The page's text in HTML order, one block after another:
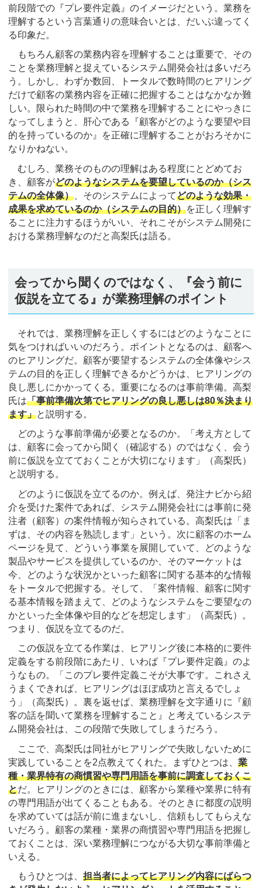
前段階での『プレ要件定義』のイメージだという。業務を
理解するという言葉通りの意味合いとは、だいぶ違ってく
る印象だ。
もちろん顧客の業務内容を理解することは重要で、その
ことを業務理解と捉えているシステム開発会社は多いだろ
う。しかし、わずか数回、トータルで数時間のヒアリング
だけで顧客の業務内容を正確に把握することはなかなか難
しい。限られた時間の中で業務を理解することにやっきに
なってしまうと、肝心である『顧客がどのような要望や目
的を持っているのか』を正確に理解することがおろそかに
なりかねない。
むしろ、業務そのものの理解はある程度にとどめてお
き、顧客がどのようなシステムを要望しているのか（シス
テムの全体像） 、そのシステムによってどのような効果・
成果を求めているのか（システムの目的）を正しく理解す
ることに注力するほうがいい、それこそがシステム開発に
おける業務理解なのだと高梨氏は語る。
会ってから聞くのではなく、『会う前に
仮説を立てる』が業務理解のポイント
それでは、業務理解を正しくするにはどのようなことに
気をつければいいのだろう。ポイントとなるのは、顧客へ
のヒアリングだ。顧客が要望するシステムの全体像やシス
テムの目的を正しく理解できるかどうかは、ヒアリングの
良し悪しにかかってくる。重要になるのは事前準備。高梨
氏は「事前準備次第でヒアリングの良し悪しは80％決まり
ます」と説明する。
どのような事前準備が必要となるのか。「考え方として
は、顧客に会ってから聞く（確認する）のではなく、会う
前に仮説を立てておくことが大切になります」（高梨氏）
と説明する。
どのように仮説を立てるのか。例えば、発注ナビから紹
介を受けた案件であれば、システム開発会社には事前に発
注者（顧客）の案件情報が知らされている。高梨氏は「ま
ずは、その内容を熟読します」という。次に顧客のホーム
ページを見て、どういう事業を展開していて、どのような
製品やサービスを提供しているのか、そのマーケットは
今、どのような状況かといった顧客に関する基本的な情報
をトータルで把握する。そして、「案件情報、顧客に関す
る基本情報を踏まえて、どのようなシステムをご要望なの
かといった全体像や目的などを想定します」（高梨氏）。
つまり、仮説を立てるのだ。
この仮説を立てる作業は、ヒアリング後に本格的に要件
定義をする前段階にあたり、いわば『プレ要件定義』のよ
うなもの。「このプレ要件定義こそが大事です。これさえ
うまくできれば、ヒアリングはほぼ成功と言えるでしょ
う」（高梨氏）。裏を返せば、業務理解を文字通りに『顧
客の話を聞いて業務を理解すること』と考えているシステ
ム開発会社は、この段階で失敗してしまうだろう。
ここで、高梨氏は同社がヒアリングで失敗しないために
実践していることを2点教えてくれた。まずひとつは、 業
種・業界特有の商慣習や専門用語を事前に調査しておくこ
とだ。ヒアリングのときには、顧客から業種や業界に特有
の専門用語が出てくることもある。そのときに都度の説明
を求めていては話が前に進まないし、信頼もしてもらえな
いだろう。顧客の業種・業界の商慣習や専門用語を把握し
ておくことは、深い業務理解につながる大切な事前準備と
いえる。
もうひとつは、 担当者によってヒアリング内容にばらつ